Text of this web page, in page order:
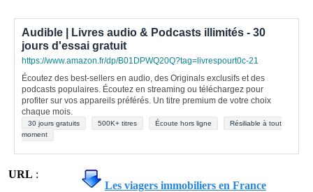
Audible | Livres audio & Podcasts illimités - 30
jours d'essai gratuit
https://www.amazon.fr/dp/B01DPWQ20Q?tag=livrespourt0c-21
Écoutez des best-sellers en audio, des Originals exclusifs et des
podcasts populaires. Écoutez en streaming ou téléchargez pour
profiter sur vos appareils préférés. Un titre premium de votre choix
chaque mois.
30 jours gratuits 500K+ titres Écoute hors ligne
Résiliable à tout
moment
URL :
Les viagers immobiliers en France